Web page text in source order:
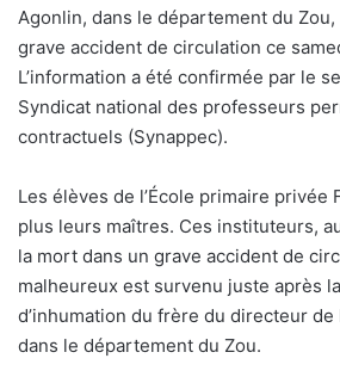
Agonlin, dans le département du
grave accident de circulation ce
L’information a été confirmée par le
Syndicat national des professeurs
contractuels (Synappec).
Les élèves de l’École primaire privée
plus leurs maîtres. Ces instituteurs,
la mort dans un grave accident de
malheureux est survenu juste après
d’inhumation du frère du directeur de
dans le département du Zou.